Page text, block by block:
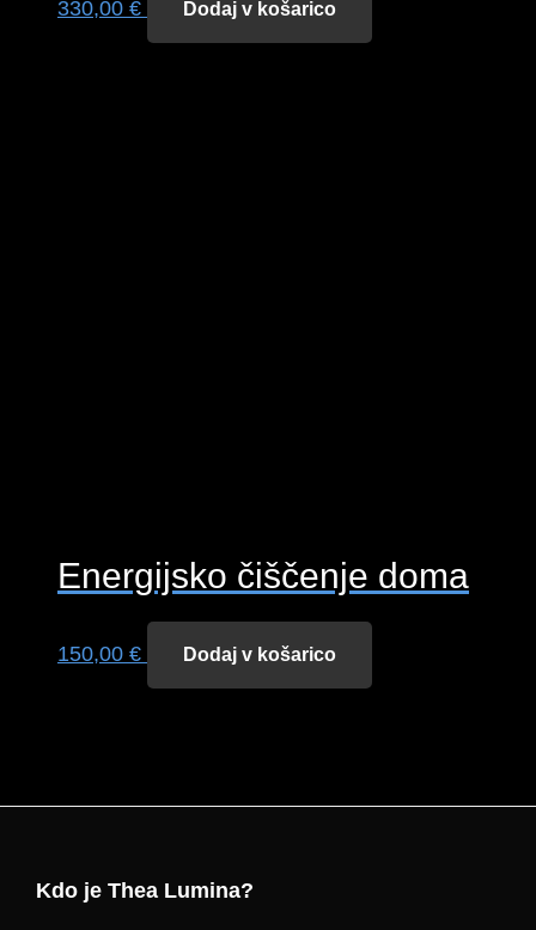
330,00 € Dodaj v košarico
Energijsko čiščenje doma
150,00 € Dodaj v košarico
Footer
Kdo je Thea Lumina?